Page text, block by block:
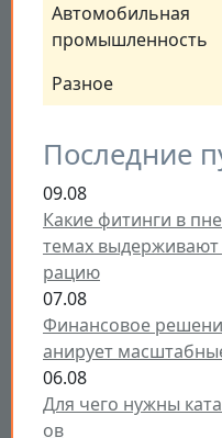
Автомобильная
промышленность
Разное
Последние
09.08
Какие фитинги в
темах выдерживают
рацию
07.08
Финансовое
анирует
06.08
Для чего нужны
ов